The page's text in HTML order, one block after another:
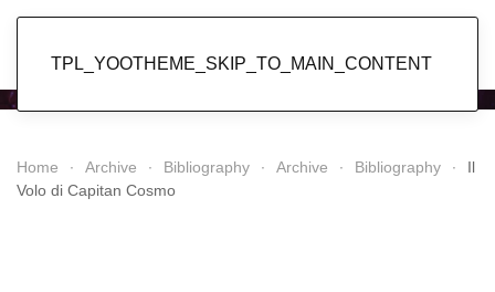
TPL_YOOTHEME_SKIP_TO_MAIN_CONTENT
Home Archive Bibliography Archive Bibliography
Il
Volo di Capitan Cosmo